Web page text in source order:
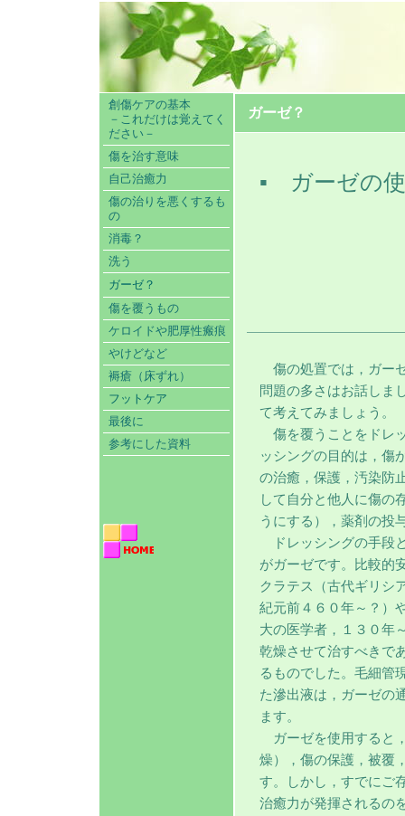
創傷ケアの基本
－これだけは覚えてく
ださい－
傷を治す意味
自己治癒力
傷の治りを悪くするも
の
消毒？
洗う
ガーゼ？
傷を覆うもの
ケロイドや肥厚性瘢痕
やけどなど
褥瘡（床ずれ）
フットケア
最後に
参考にした資料
ガーゼ？
▪ ガーゼの
傷の処置では，ガー
問題の多さはお話しま
て考えてみましょう。
傷を覆うことをドレ
ッシングの目的は，傷
の治癒，保護，汚染防
して自分と他人に傷の
うにする），薬剤の投
ドレッシングの手段
がガーゼです。比較的
クラテス（古代ギリシ
紀元前４６０年～？）
大の医学者，１３０年
乾燥させて治すべきで
るものでした。毛細管
た滲出液は，ガーゼの
ます。
ガーゼを使用すると
燥），傷の保護，被覆
す。しかし，すでにご
治癒力が発揮されるの